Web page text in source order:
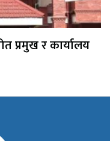
प्रमुख र कार्यालय